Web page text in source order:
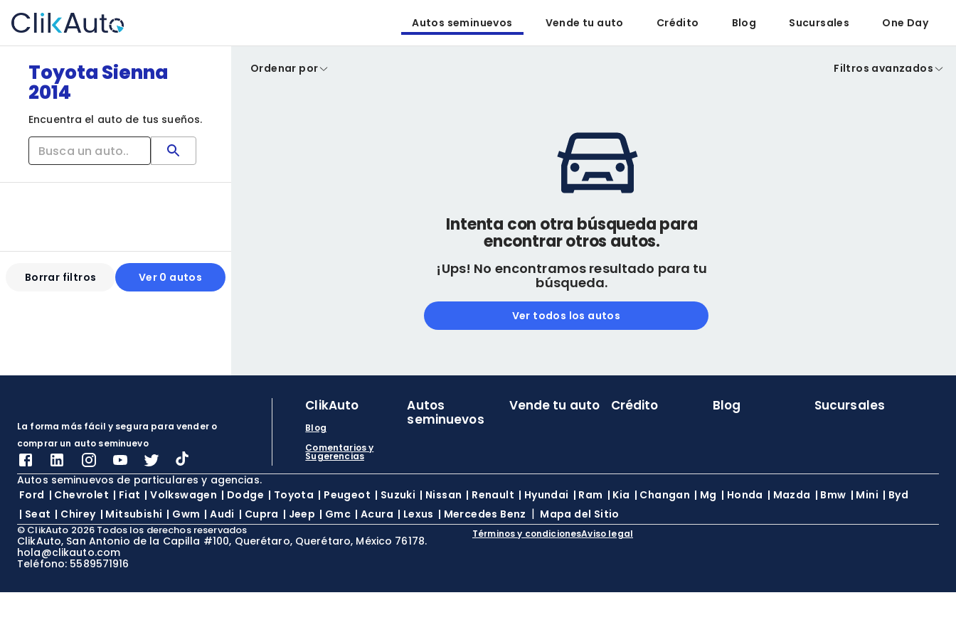
Autos seminuevos Vende tu auto Crédito Blog Sucursales One Day
Toyota Sienna
2014
Encuentra el auto de tus sueños.
Borrar filtros Ver 0 autos
Ordenar por Filtros avanzados
Intenta con otra búsqueda para
encontrar otros autos.
¡Ups! No encontramos resultado para tu
búsqueda.
Ver todos los autos
La forma más fácil y segura para vender o
comprar un auto seminuevo
ClikAuto
Blog
Comentarios y
Sugerencias
Autos
seminuevos
Vende tu auto Crédito Blog Sucursales
Autos seminuevos de particulares y agencias.
Ford | Chevrolet | Fiat |Volkswagen | Dodge | Toyota | Peugeot | Suzuki | Nissan | Renault | Hyundai | Ram | Kia | Changan | Mg | Honda | Mazda | Bmw | Mini | Byd
| Seat | Chirey | Mitsubishi | Gwm |Audi | Cupra | Jeep | Gmc | Acura | Lexus | Mercedes Benz | Mapa del Sitio
© ClikAuto 2026 Todos los derechos reservados
ClikAuto, San Antonio de la Capilla #100, Querétaro, Querétaro, México 76178.
hola@clikauto.com
Teléfono: 5589571916
Términos y condicionesAviso legal